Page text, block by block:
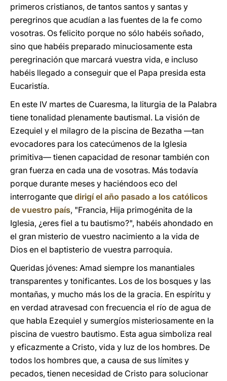
primeros cristianos, de tantos santos y santas y
peregrinos que acudían a las fuentes de la fe como
vosotras. Os felicito porque no sólo habéis soñado,
sino que habéis preparado minuciosamente esta
peregrinación que marcará vuestra vida, e incluso
habéis llegado a conseguir que el Papa presida esta
Eucaristía.
En este IV martes de Cuaresma, la liturgia de la Palabra
tiene tonalidad plenamente bautismal. La visión de
Ezequiel y el milagro de la piscina de Bezatha —tan
evocadores para los catecúmenos de la Iglesia
primitiva— tienen capacidad de resonar también con
gran fuerza en cada una de vosotras. Más todavía
porque durante meses y haciéndoos eco del
interrogante que dirigí el año pasado a los católicos
de vuestro país, "Francia, Hija primogénita de la
Iglesia, ¿eres fiel a tu bautismo?", habéis ahondado en
el gran misterio de vuestro nacimiento a la vida de
Dios en el baptisterio de vuestra parroquia.
Queridas jóvenes: Amad siempre los manantiales
transparentes y tonificantes. Los de los bosques y las
montañas, y mucho más los de la gracia. En espíritu y
en verdad atravesad con frecuencia el río de agua de
que habla Ezequiel y sumergíos misteriosamente en la
piscina de vuestro bautismo. Esta agua simboliza real
y eficazmente a Cristo, vida y luz de los hombres. De
todos los hombres que, a causa de sus límites y
pecados, tienen necesidad de Cristo para solucionar